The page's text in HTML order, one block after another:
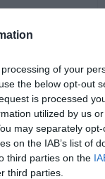
of your
the below opt-out
is processed
utilized by us
may separately
on the IAB’s list of
third parties on the
third parties.
volt. A
Dj
de